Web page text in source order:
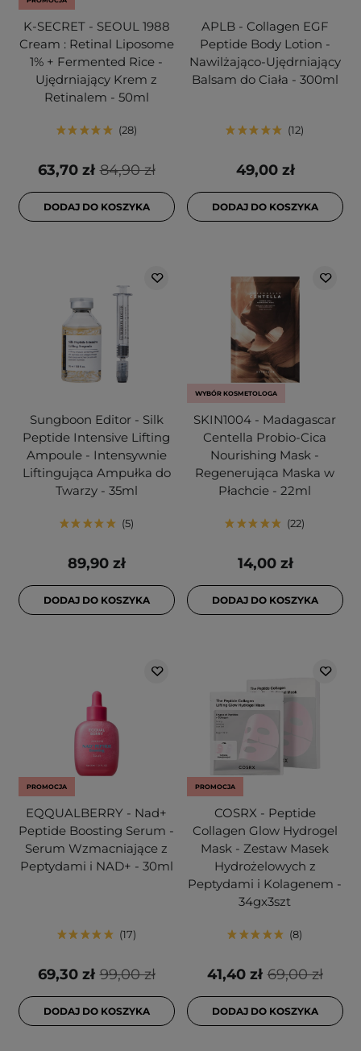
K-SECRET - SEOUL 1988
Cream : Retinal Liposome
1% + Fermented Rice -
Ujędrniający Krem z
Retinalem - 50ml
28
84,90 zł
63,70 zł
DODAJ DO KOSZYKA
APLB - Collagen EGF
Peptide Body Lotion -
Nawilżająco-Ujędrniający
Balsam do Ciała - 300ml
12
49,00 zł
DODAJ DO KOSZYKA
Sungboon Editor - Silk
Peptide Intensive Lifting
Ampoule - Intensywnie
Liftingująca Ampułka do
Twarzy - 35ml
5
89,90 zł
DODAJ DO KOSZYKA
WYBÓR KOSMETOLOGA
SKIN1004 - Madagascar
Centella Probio-Cica
Nourishing Mask -
Regenerująca Maska w
Płachcie - 22ml
22
14,00 zł
DODAJ DO KOSZYKA
PROMOCJA
EQQUALBERRY - Nad+
Peptide Boosting Serum -
Serum Wzmacniające z
Peptydami i NAD+ - 30ml
17
99,00 zł
69,30 zł
DODAJ DO KOSZYKA
PROMOCJA
COSRX - Peptide
Collagen Glow Hydrogel
Mask - Zestaw Masek
Hydrożelowych z
Peptydami i Kolagenem -
34gx3szt
8
69,00 zł
41,40 zł
DODAJ DO KOSZYKA